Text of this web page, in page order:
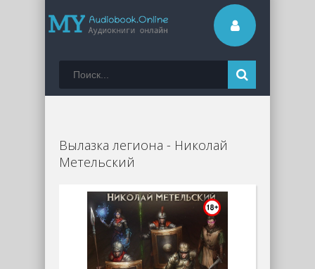
Вылазка легиона - Николай
Метельский